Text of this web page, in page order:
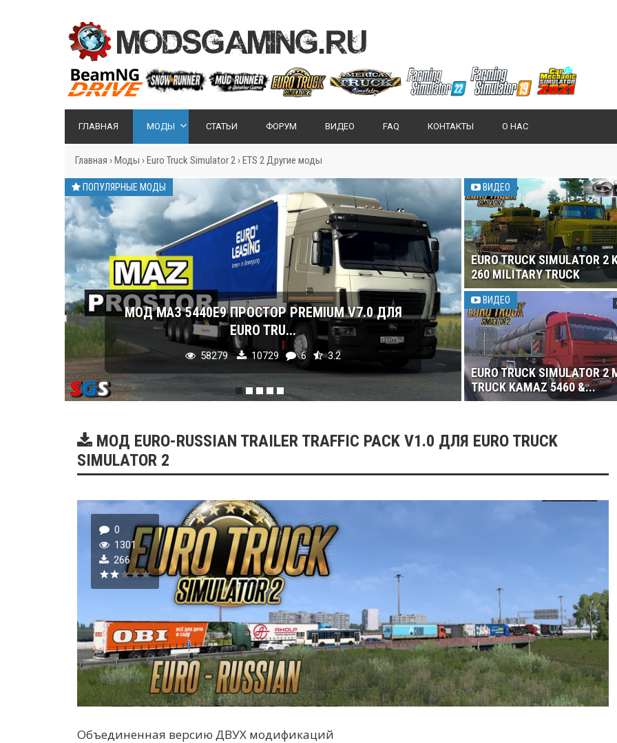
ГЛАВНАЯ МОДЫ СТАТЬИ ФОРУМ ВИДЕО FAQ КОНТАКТЫ О НАС
Главная ›Моды ›Euro Truck Simulator 2 ›ETS 2 Другие моды
ПОПУЛЯРНЫЕ МОДЫ
МОД МАЗ 5440E9 ПРОСТОР PREMIUM V7.0 ДЛЯ
EURO TRU...
58279 10729 6 3.2
ВИДЕО
EURO TRUCK SIMULATOR 2
260 MILITARY TRUCK
ВИДЕО
EURO TRUCK SIMULATOR 2
TRUCK KAMAZ 5460 &...
МОД EURO-RUSSIAN TRAILER TRAFFIC PACK V1.0 ДЛЯ EURO TRUCK
SIMULATOR 2
0
1301
266
Объединенная версию ДВУХ модификаций